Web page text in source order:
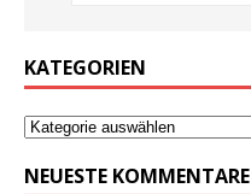
KATEGORIEN
NEUESTE KOMMENTARE